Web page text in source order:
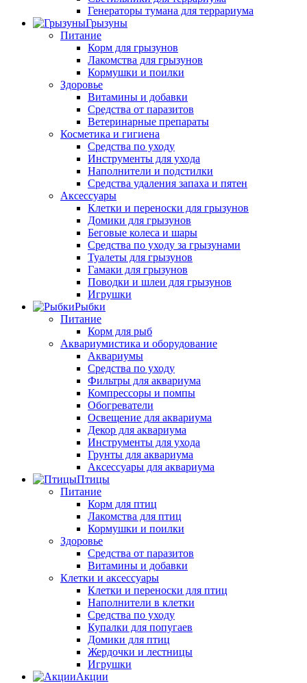
Генераторы тумана для террариума
Грызуны
Питание
Корм для грызунов
Лакомства для грызунов
Кормушки и поилки
Здоровье
Витамины и добавки
Средства от паразитов
Ветеринарные препараты
Косметика и гигиена
Средства по уходу
Инструменты для ухода
Наполнители и подстилки
Средства удаления запаха и пятен
Аксессуары
Клетки и переноски для грызунов
Домики для грызунов
Беговые колеса и шары
Средства по уходу за грызунами
Туалеты для грызунов
Гамаки для грызунов
Поводки и шлеи для грызунов
Игрушки
Рыбки
Питание
Корм для рыб
Аквариумистика и оборудование
Аквариумы
Средства по уходу
Фильтры для аквариума
Компрессоры и помпы
Обогреватели
Освещение для аквариума
Декор для аквариума
Инструменты для ухода
Грунты для аквариума
Аксессуары для аквариума
Птицы
Питание
Корм для птиц
Лакомства для птиц
Кормушки и поилки
Здоровье
Средства от паразитов
Витамины и добавки
Клетки и аксессуары
Клетки и переноски для птиц
Наполнители в клетки
Средства по уходу
Купалки для попугаев
Домики для птиц
Жердочки и лестницы
Игрушки
Акции